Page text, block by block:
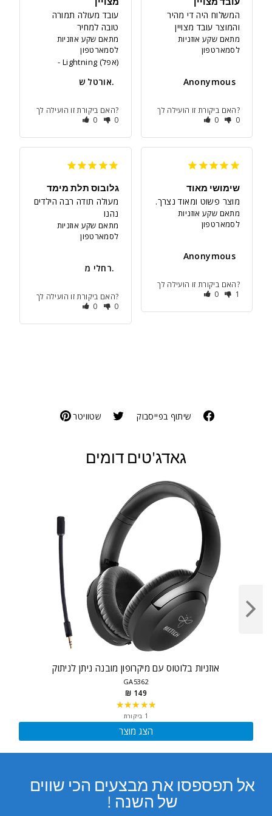
טובה למחיר
מתאם שקע אוזניות
לסמארטפון
Lightning (אפל)
אורטל ש.
האם ביקורת זו הועילה לך?
0
0
המשלוח היה די מהיר
והמוצר עובד מצויין
מתאם שקע אוזניות
לסמארטפון
Anonymous
האם ביקורת זו הועילה לך?
0
0
גלובוס תלת מימד
נהנו
מתאם שקע אוזניות
לסמארטפון
רחלי מ.
האם ביקורת זו הועילה לך?
0
0
שימושי מאוד
מוצר פשוט ומאוד נצרך.
מתאם שקע אוזניות
לסמארטפון
Anonymous
האם ביקורת זו הועילה לך?
0
1
שיתוף בפייסבוק שטוויטר
גאדג'טים דומים
אוזניות בלוטוס עם מיקרופון מובנה ניתן לניתוק
GA5362
149 ₪
★★★★★
of
5
1 ביקורת
הצג מוצר
אל תפספסו את מבצעים הכי שווים
של השנה !